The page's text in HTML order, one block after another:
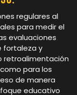
regulares al
para medir el
evaluaciones
fortaleza y
retroalimentación
para los
de manera
educativo